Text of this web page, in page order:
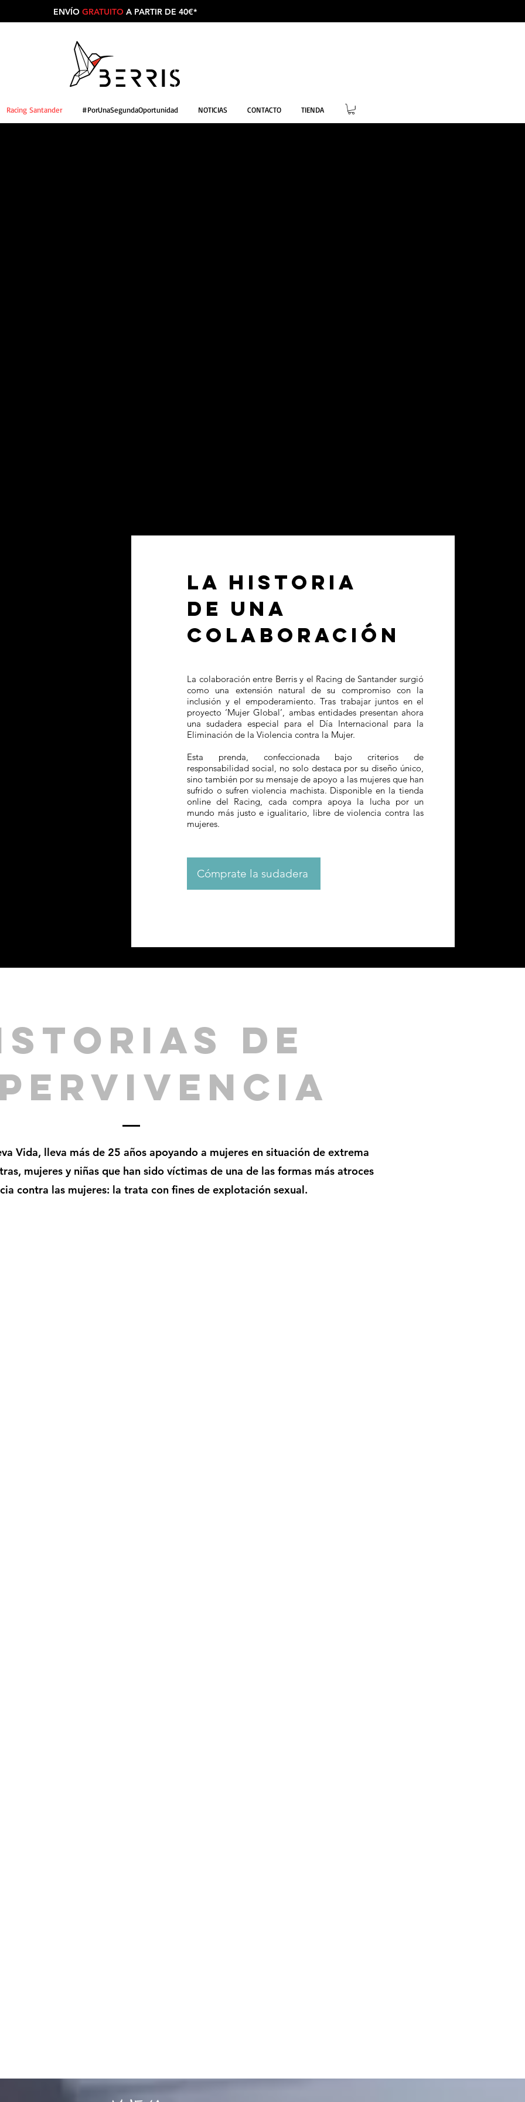
ENVÍO GRATUITO A PARTIR DE 40€*
Racing Santander #PorUnaSegundaOportunidad NOTICIAS CONTACTO TIENDA
LA HISTORIA
DE UNA
COLABORACIÓN
La colaboración entre Berris y el Racing de Santander surgió
como una extensión natural de su compromiso con la
inclusión y el empoderamiento. Tras trabajar juntos en el
proyecto ‘Mujer Global’, ambas entidades presentan ahora
una sudadera especial para el Día Internacional para la
Eliminación de la Violencia contra la Mujer.
Esta prenda, confeccionada bajo criterios de
responsabilidad social, no solo destaca por su diseño único,
sino también por su mensaje de apoyo a las mujeres que han
sufrido o sufren violencia machista. Disponible en la tienda
online del Racing, cada compra apoya la lucha por un
mundo más justo e igualitario, libre de violencia contra las
mujeres.
Cómprate la sudadera
DE
Vida, lleva más de 25 años apoyando a mujeres en situación de extrema
mujeres y niñas que han sido víctimas de una de las formas más atroces
contra las mujeres: la trata con fines de explotación sexual.